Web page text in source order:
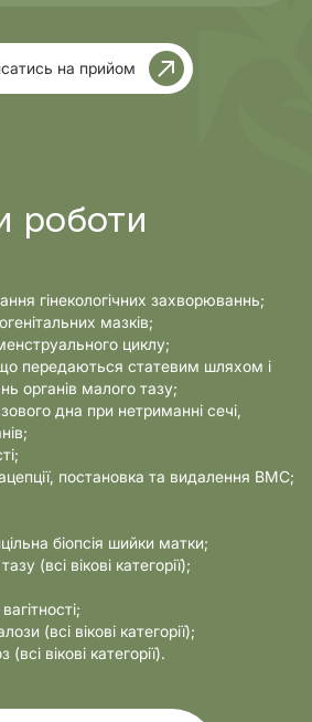
на прийом
роботи
гінекологічних захворюваннь;
мазків;
циклу;
що передаються статевим шляхом і
органів малого тазу;
дна при нетриманні сечі,
постановка та видалення ВМС;
біопсія шийки матки;
(всі вікові категорії);
(всі вікові категорії);
вікові категорії).